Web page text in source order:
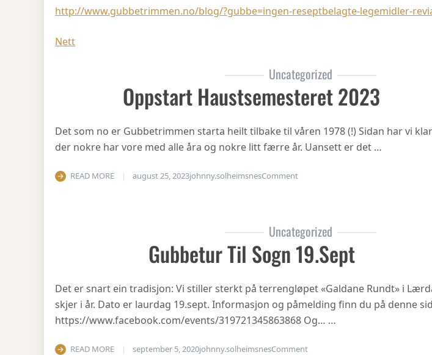
http://www.gubbetrimmen.no/blog/?gubbe=ingen-reseptbelagte-legemidler-
Nett
Uncategorized
Oppstart Haustsemesteret 2023
Det som no er Gubbetrimmen starta heilt tilbake til våren 1978 (!) Sidan har vi
der nokre har vore med alle åra og nokre litt færre år. Uansett er det …
READ MORE august 25, 2023johnny.solheimsnesCommenton Oppstart haustsemesteret 2023
Uncategorized
Gubbetur Til Sogn 19.sept
Det er snart ein tradisjon: Vi stiller sterkt på terrengløpet «Galdane Rundt» i
skjer i år. Dato er laurdag 19.sept. Informasjon og påmelding finn du på denne
https://www.facebook.com/events/319721345863868 Og… …
READ MORE september 5, 2020johnny.solheimsnesCommenton Gubbetur til Sogn 19.sept